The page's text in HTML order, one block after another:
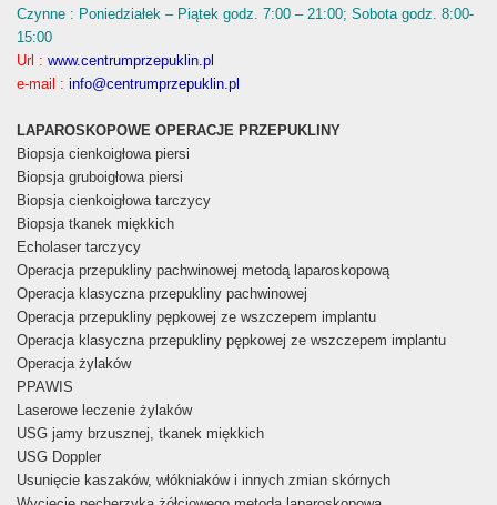
Czynne : Poniedziałek – Piątek godz. 7:00 – 21:00; Sobota godz. 8:00-
15:00
Url : www.centrumprzepuklin.pl
e-mail : info@centrumprzepuklin.pl
LAPAROSKOPOWE OPERACJE PRZEPUKLINY
Biopsja cienkoigłowa piersi
Biopsja gruboigłowa piersi
Biopsja cienkoigłowa tarczycy
Biopsja tkanek miękkich
Echolaser tarczycy
Operacja przepukliny pachwinowej metodą laparoskopową
Operacja klasyczna przepukliny pachwinowej
Operacja przepukliny pępkowej ze wszczepem implantu
Operacja klasyczna przepukliny pępkowej ze wszczepem implantu
Operacja żylaków
PPAWIS
Laserowe leczenie żylaków
USG jamy brzusznej, tkanek miękkich
USG Doppler
Usunięcie kaszaków, włókniaków i innych zmian skórnych